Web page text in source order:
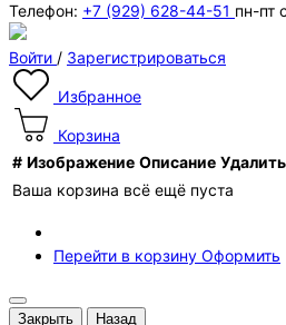
Телефон: +7 (929) 628-44-51 пн-пт
Войти / Зарегистрироваться
Избранное
Корзина
# Изображение Описание
Ваша корзина всё ещё пуста
Перейти в корзину Оформить
Закрыть Назад